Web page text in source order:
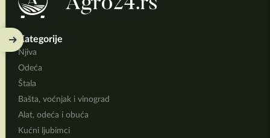
Kategorije
Njiva
Odeća
Štala
Bašta, voćnjak i vinograd
Alat, odeća i obuća
Kućni ljubimci